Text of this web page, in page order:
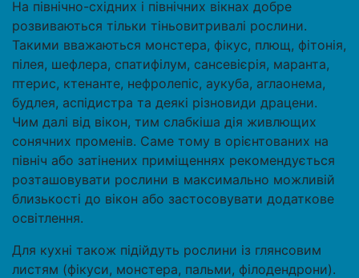
На північно-східних і північних вікнах добре
розвиваються тільки тіньовитривалі рослини.
Такими вважаються монстера, фікус, плющ, фітонія,
пілея, шефлера, спатифілум, сансевієрія, маранта,
птерис, ктенанте, нефролепіс, аукуба, аглаонема,
будлея, аспідистра та деякі різновиди драцени.
Чим далі від вікон, тим слабкіша дія живлющих
сонячних променів. Саме тому в орієнтованих на
північ або затінених приміщеннях рекомендується
розташовувати рослини в максимально можливій
близькості до вікон або застосовувати додаткове
освітлення.
Для кухні також підійдуть рослини із глянсовим
листям (фікуси, монстера, пальми, філодендрони).